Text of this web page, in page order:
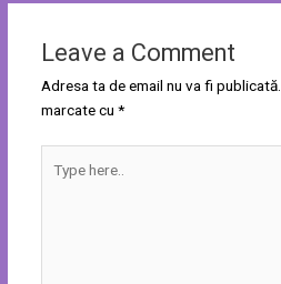
Leave a Comment
Adresa ta de email nu va fi publicată.
marcate cu *
here..